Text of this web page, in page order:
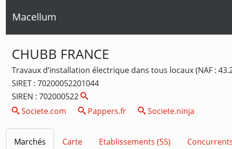
Macellum
CHUBB FRANCE
Travaux d’installation électrique dans tous locaux (NAF :
SIRET : 70200052201044
SIREN : 702000522
Societe.com
Pappers.fr Societe.ninja
Marchés Carte Etablissements (55)